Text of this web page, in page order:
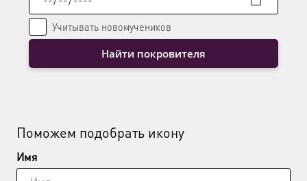
Учитывать новомучеников
Найти покровителя
Поможем подобрать икону
Имя